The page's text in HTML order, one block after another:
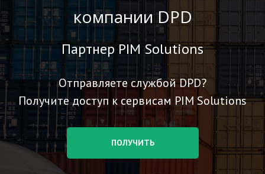
компании DPD
Партнер PIM Solutions
Отправляете службой DPD?
Получите доступ к сервисам PIM Solutions
ПОЛУЧИТЬ